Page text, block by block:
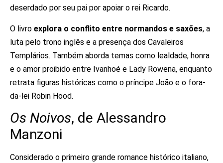
deserdado por seu pai por apoiar o rei Ricardo.
O livro explora o conflito entre normandos e saxões, a
luta pelo trono inglês e a presença dos Cavaleiros
Templários. Também aborda temas como lealdade, honra
e o amor proibido entre Ivanhoé e Lady Rowena, enquanto
retrata figuras históricas como o príncipe João e o fora-
da-lei Robin Hood.
Os Noivos, de Alessandro
Manzoni
Considerado o primeiro grande romance histórico italiano,